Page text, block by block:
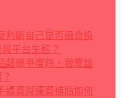
判斷自己是否適合投
平台生態？
類競爭度時，我應該
續費與運費補貼如何